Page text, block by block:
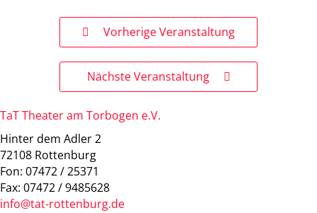
Vorherige Veranstaltung
Nächste Veranstaltung
TaT Theater am Torbogen e.V.
Hinter dem Adler 2
72108 Rottenburg
Fon: 07472 / 25371
Fax: 07472 / 9485628
info@tat-rottenburg.de